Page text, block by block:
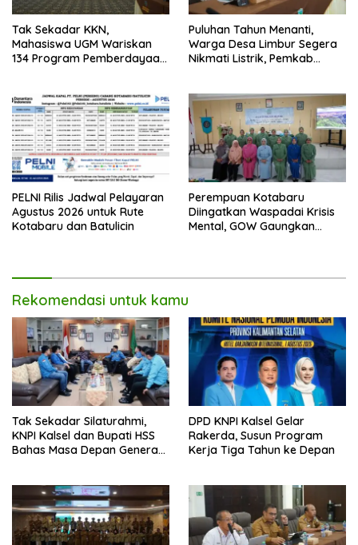
Tak Sekadar KKN,
Mahasiswa UGM Wariskan
134 Program Pemberdayaan
Puluhan Tahun Menanti,
Warga Desa Limbur Segera
Nikmati Listrik, Pemkab
PELNI Rilis Jadwal Pelayaran
Agustus 2026 untuk Rute
Kotabaru dan Batulicin
Perempuan Kotabaru
Diingatkan Waspadai Krisis
Mental, GOW Gaungkan
Rekomendasi untuk kamu
Tak Sekadar Silaturahmi,
KNPI Kalsel dan Bupati HSS
Bahas Masa Depan Generasi
DPD KNPI Kalsel Gelar
Rakerda, Susun Program
Kerja Tiga Tahun ke Depan